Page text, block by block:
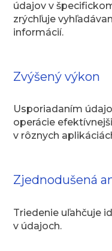
údajov v
zrýchľuje
informácií.
Zvýšený výkon
Usporiadaním
operácie
v rôznych
Zjednodušená
Triedenie uľahčuje
v údajoch.